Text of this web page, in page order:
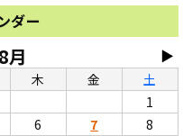
ダー
▶
月
木 金
土
1
6 7
8